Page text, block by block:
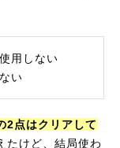
用しない
い
2点はクリアして
たけど、結局使わ